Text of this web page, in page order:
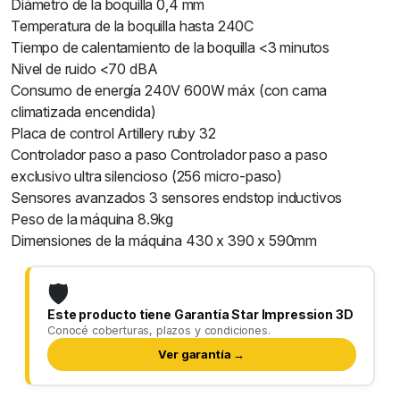
Diámetro de la boquilla 0,4 mm
Temperatura de la boquilla hasta 240C
Tiempo de calentamiento de la boquilla <3 minutos
Nivel de ruido <70 dBA
Consumo de energía 240V 600W máx (con cama
climatizada encendida)
Placa de control Artillery ruby 32
Controlador paso a paso Controlador paso a paso
exclusivo ultra silencioso (256 micro-paso)
Sensores avanzados 3 sensores endstop inductivos
Peso de la máquina 8.9kg
Dimensiones de la máquina 430 x 390 x 590mm
🛡️
Este producto tiene Garantía Star Impression 3D
Conocé coberturas, plazos y condiciones.
Ver garantía →